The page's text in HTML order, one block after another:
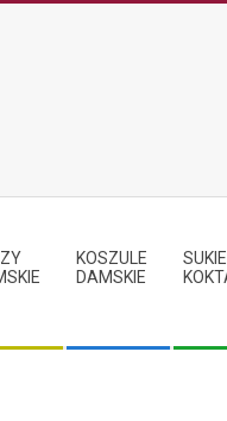
KOSZULE
DAMSKIE